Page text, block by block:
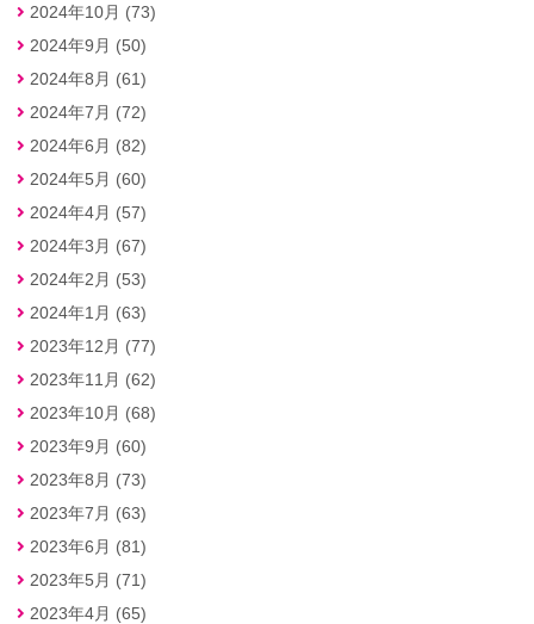
2024年10月 (73)
2024年9月 (50)
2024年8月 (61)
2024年7月 (72)
2024年6月 (82)
2024年5月 (60)
2024年4月 (57)
2024年3月 (67)
2024年2月 (53)
2024年1月 (63)
2023年12月 (77)
2023年11月 (62)
2023年10月 (68)
2023年9月 (60)
2023年8月 (73)
2023年7月 (63)
2023年6月 (81)
2023年5月 (71)
2023年4月 (65)